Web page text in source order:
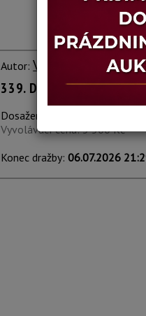
Autor:Van Velde Bram
339. DERRIERE LE
Dosažená cena:
Vyvolávací cena: 3 500 Kč
Konec dražby:06.07.2026